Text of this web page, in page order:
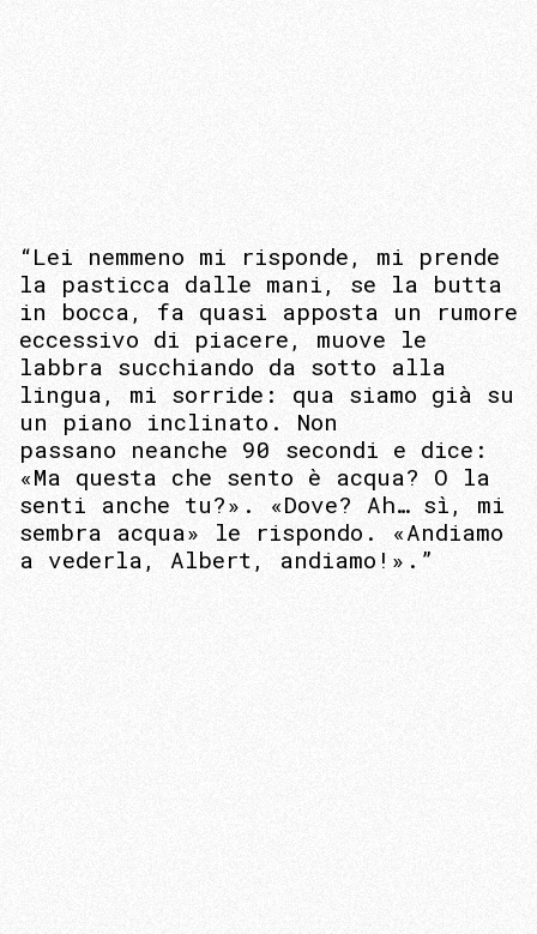
“Lei nemmeno mi risponde, mi prende
la pasticca dalle mani, se la butta
in bocca, fa quasi apposta un rumore
eccessivo di piacere, muove le
labbra succhiando da sotto alla
lingua, mi sorride: qua siamo già su
un piano inclinato. Non
passano neanche 90 secondi e dice:
«Ma questa che sento è acqua? O la
senti anche tu?». «Dove? Ah… sì, mi
sembra acqua» le rispondo. «Andiamo
a vederla, Albert, andiamo!».”